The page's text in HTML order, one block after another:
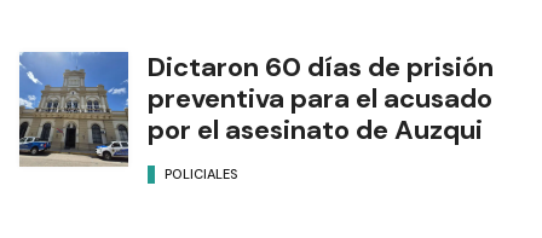
Dictaron 60 días de prisión
preventiva para el acusado
por el asesinato de Auzqui
POLICIALES